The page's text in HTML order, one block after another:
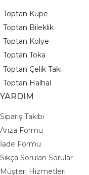
Toptan Küpe
Toptan Bileklik
Toptan Kolye
Toptan Toka
Toptan Çelik Takı
Toptan Halhal
YARDIM
Sipariş Takibi
Arıza Formu
İade Formu
Sıkça Sorulan Sorular
Müşteri Hizmetleri